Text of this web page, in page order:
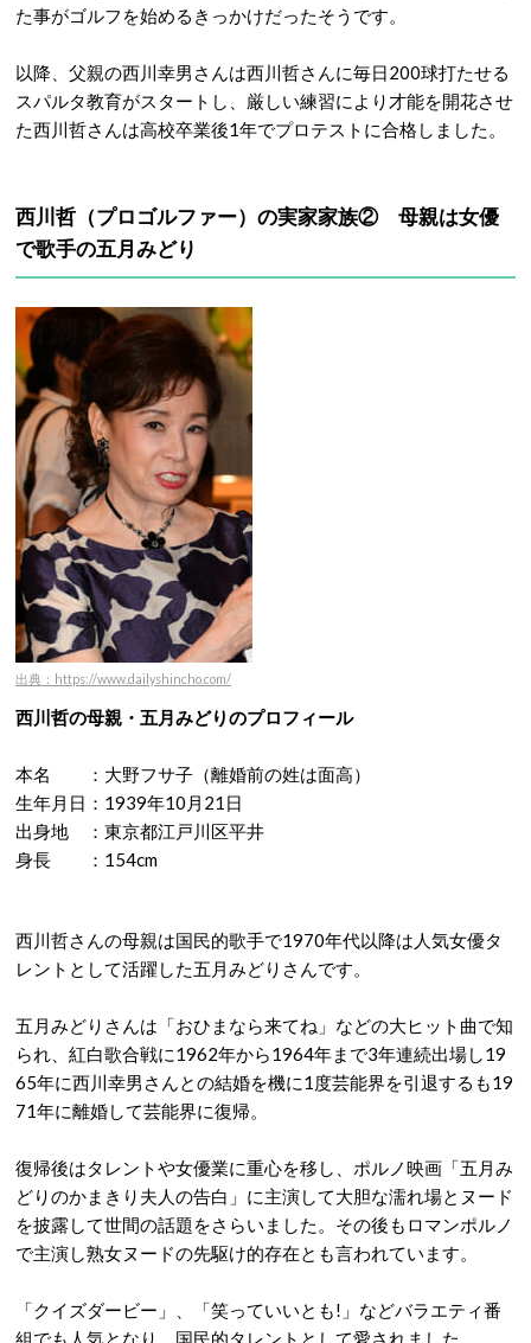
た事がゴルフを始めるきっかけだったそうです。
以降、父親の西川幸男さんは西川哲さんに毎日200球打たせる
スパルタ教育がスタートし、厳しい練習により才能を開花させ
た西川哲さんは高校卒業後1年でプロテストに合格しました。
西川哲（プロゴルファー）の実家家族② 母親は女優
で歌手の五月みどり
出典：https://www.dailyshincho.com/
西川哲の母親・五月みどりのプロフィール
本名 ：大野フサ子（離婚前の姓は面高）
生年月日：1939年10月21日
出身地 ：東京都江戸川区平井
身長 ：154cm
西川哲さんの母親は国民的歌手で1970年代以降は人気女優タ
レントとして活躍した五月みどりさんです。
五月みどりさんは「おひまなら来てね」などの大ヒット曲で知
られ、紅白歌合戦に1962年から1964年まで3年連続出場し19
65年に西川幸男さんとの結婚を機に1度芸能界を引退するも19
71年に離婚して芸能界に復帰。
復帰後はタレントや女優業に重心を移し、ポルノ映画「五月み
どりのかまきり夫人の告白」に主演して大胆な濡れ場とヌード
を披露して世間の話題をさらいました。その後もロマンポルノ
で主演し熟女ヌードの先駆け的存在とも言われています。
「クイズダービー」、「笑っていいとも!」などバラエティ番
組でも人気となり、国民的タレントとして愛されました。